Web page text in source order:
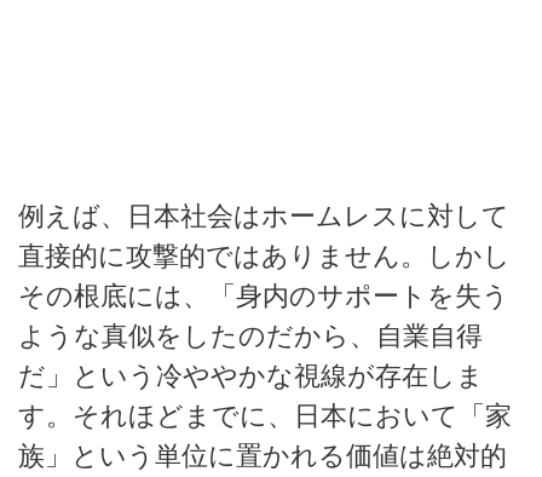
例えば、日本社会はホームレスに対して
直接的に攻撃的ではありません。しかし
その根底には、「身内のサポートを失う
ような真似をしたのだから、自業自得
だ」という冷ややかな視線が存在しま
す。それほどまでに、日本において「家
族」という単位に置かれる価値は絶対的